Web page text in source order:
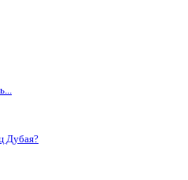
Дубая?